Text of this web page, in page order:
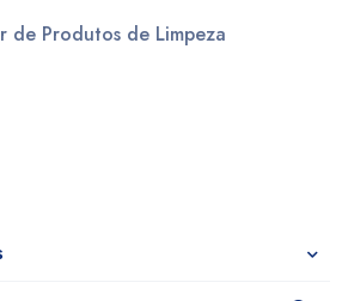
de Produtos de Limpeza